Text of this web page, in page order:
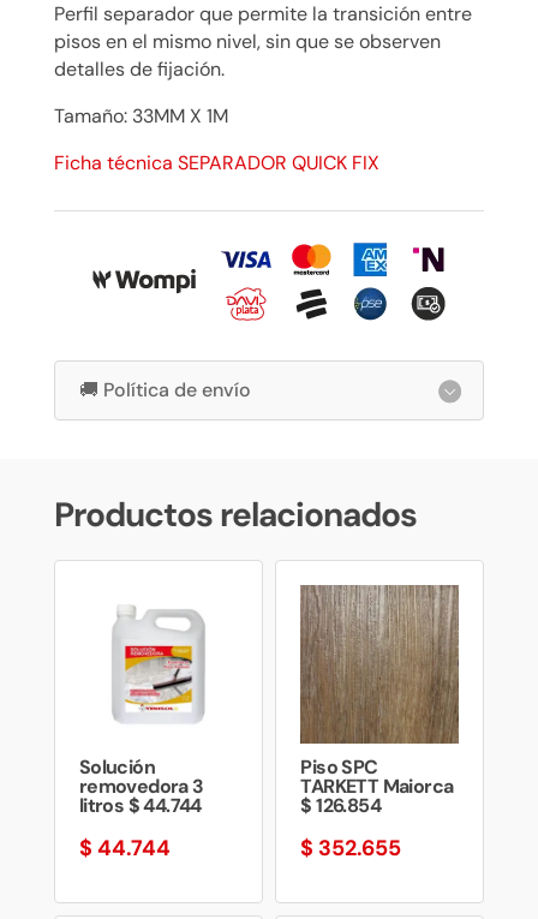
mate
$
55.811
Perfil separador que permite la transición entre
pisos en el mismo nivel, sin que se observen
detalles de fijación.
Tamaño: 33MM X 1M
Ficha técnica SEPARADOR QUICK FIX
🚚 Política de envío
Productos relacionados
Solución
removedora 3
litros $ 44.744
$ 44.744
Piso SPC
TARKETT Maiorca
$ 126.854
$ 352.655